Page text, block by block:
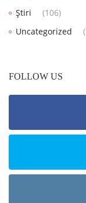
Știri
(106)
Uncategorized
FOLLOW US